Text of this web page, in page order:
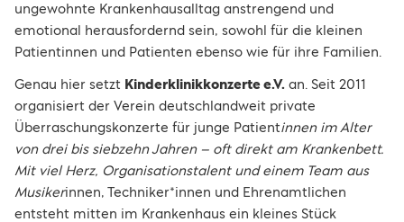
ungewohnte Krankenhausalltag anstrengend und
emotional herausfordernd sein, sowohl für die kleinen
Patientinnen und Patienten ebenso wie für ihre Familien.
Genau hier setzt Kinderklinikkonzerte e.V. an. Seit 2011
organisiert der Verein deutschlandweit private
Überraschungskonzerte für junge Patientinnen im Alter
von drei bis siebzehn Jahren – oft direkt am Krankenbett.
Mit viel Herz, Organisationstalent und einem Team aus
Musikerinnen, Techniker*innen und Ehrenamtlichen
entsteht mitten im Krankenhaus ein kleines Stück